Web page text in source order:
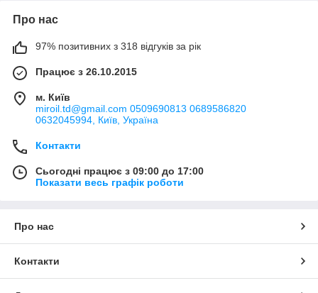
Про нас
97% позитивних з 318 відгуків за рік
Працює з 26.10.2015
м. Київ
miroil.td@gmail.com 0509690813 0689586820
0632045994, Київ, Україна
Контакти
Сьогодні працює з 09:00 до 17:00
Показати весь графік роботи
Про нас
Контакти